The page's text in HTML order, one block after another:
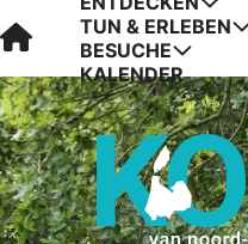
Visit Kop van Holland
TUN & ERLEBEN
BESUCHE
KALENDER